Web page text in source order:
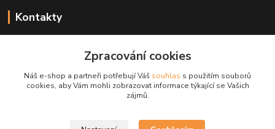
Kontakty
+ 420 608 777 028
obchod@golemreklama.cz
Zpracování cookies
Náš e-shop a partneři potřebují Váš souhlas s použitím souborů
cookies, aby Vám mohli zobrazovat informace týkající se Vašich
zájmů.